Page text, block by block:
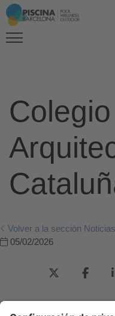
Volver a la sección Noticias
05/02/2026